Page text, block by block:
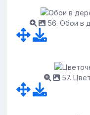
56. Обои в
57.